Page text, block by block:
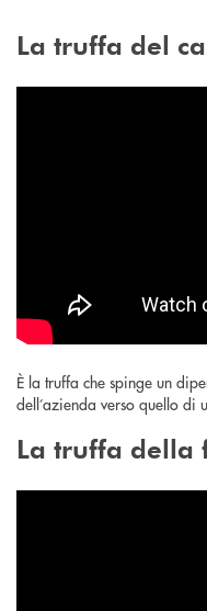
La truffa del
È la truffa che spinge un
dell’azienda verso quello di
La truffa della